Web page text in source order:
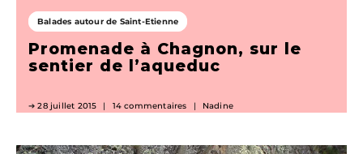
Balades autour de Saint-Etienne
Promenade à Chagnon, sur le
sentier de l’aqueduc
28 juillet 2015 14 commentaires Nadine